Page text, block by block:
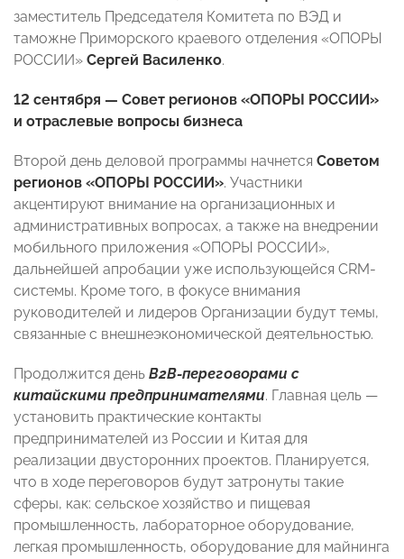
заместитель Председателя Комитета по ВЭД и
таможне Приморского краевого отделения «ОПОРЫ
РОССИИ» Сергей Василенко.
12 сентября — Совет регионов «ОПОРЫ РОССИИ»
и отраслевые вопросы бизнеса
Второй день деловой программы начнется Советом
регионов «ОПОРЫ РОССИИ». Участники
акцентируют внимание на организационных и
административных вопросах, а также на внедрении
мобильного приложения «ОПОРЫ РОССИИ»,
дальнейшей апробации уже использующейся CRM-
системы. Кроме того, в фокусе внимания
руководителей и лидеров Организации будут темы,
связанные с внешнеэкономической деятельностью.
Продолжится день В2В-переговорами с
китайскими предпринимателями. Главная цель —
установить практические контакты
предпринимателей из России и Китая для
реализации двусторонних проектов. Планируется,
что в ходе переговоров будут затронуты такие
сферы, как: сельское хозяйство и пищевая
промышленность, лабораторное оборудование,
легкая промышленность, оборудование для майнинга